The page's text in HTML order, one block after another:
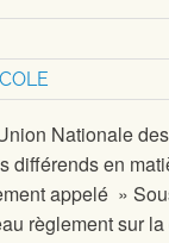
Nationale
différends en
appelé »
règlement sur